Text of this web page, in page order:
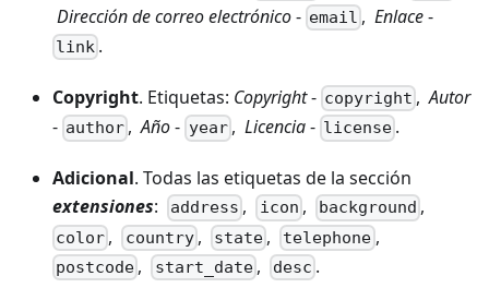
Dirección de correo electrónico- email ,Enlace-
link .
Copyright. Etiquetas: Copyright- copyright ,Autor
- author ,Año- year, Licencia- license .
Adicional. Todas las etiquetas de la sección
extensiones: address , icon , background ,
color , country, state , telephone,
postcode , start_date, desc .